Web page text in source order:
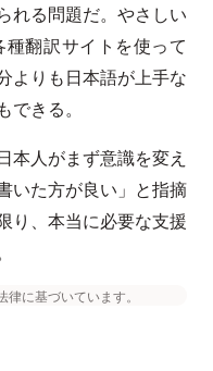
れる問題だ。やさしい
翻訳サイトを使って
よりも日本語が上手な
きる。
本人がまず意識を変え
いた方が良い」と指摘
り、本当に必要な支援
に基づいています。